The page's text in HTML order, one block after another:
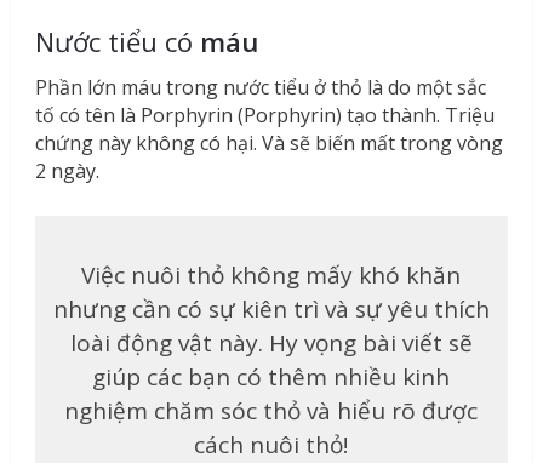
Nước tiểu có máu
Phần lớn máu trong nước tiểu ở thỏ là do một sắc
tố có tên là Porphyrin (Porphyrin) tạo thành. Triệu
chứng này không có hại. Và sẽ biến mất trong vòng
2 ngày.
Việc nuôi thỏ không mấy khó khăn
nhưng cần có sự kiên trì và sự yêu thích
loài động vật này. Hy vọng bài viết sẽ
giúp các bạn có thêm nhiều kinh
nghiệm chăm sóc thỏ và hiểu rõ được
cách nuôi thỏ!